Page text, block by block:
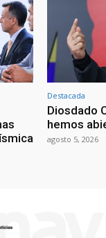
Destacada
Diosdado
hemos
agosto 5, 2026